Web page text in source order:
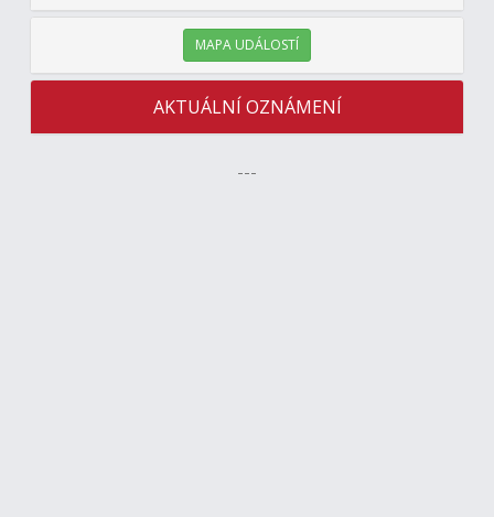
MAPA UDÁLOSTÍ
AKTUÁLNÍ OZNÁMENÍ
---